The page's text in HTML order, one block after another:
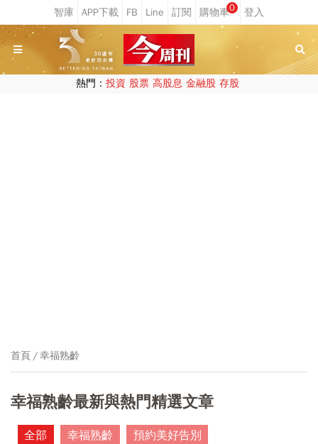
0
熱門： 投資 股票 高股息 金融股 存股
首頁 幸福熟齡
幸福熟齡最新與熱門精選文章
全部 幸福熟齡 預約美好告別